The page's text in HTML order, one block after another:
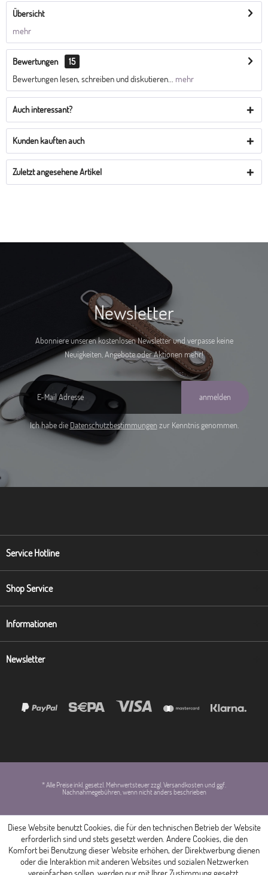
Übersicht
mehr
Bewertungen
15
Bewertungen lesen, schreiben und diskutieren...
mehr
Auch interessant?
Kunden kauften auch
Zuletzt angesehene Artikel
Newsletter
Abonniere unseren kostenlosen Newsletter und verpasse keine
Neuigkeiten, Angebote oder Aktionen mehr!
anmelden
Ich habe die Datenschutzbestimmungen zur Kenntnis genommen.
Service Hotline
Shop Service
Informationen
Newsletter
* Alle Preise inkl. gesetzl. Mehrwertsteuer zzgl. Versandkosten und ggf.
Nachnahmegebühren, wenn nicht anders beschrieben
Diese Website benutzt Cookies, die für den technischen Betrieb der Website
erforderlich sind und stets gesetzt werden. Andere Cookies, die den
Komfort bei Benutzung dieser Website erhöhen, der Direktwerbung dienen
oder die Interaktion mit anderen Websites und sozialen Netzwerken